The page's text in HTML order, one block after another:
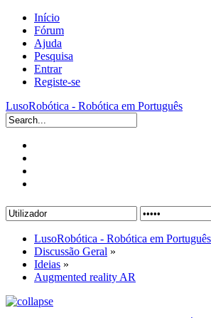
Início
Fórum
Ajuda
Pesquisa
Entrar
Registe-se
LusoRobótica - Robótica em Português
LusoRobótica - Robótica em Português
Discussão Geral »
Ideias »
Augmented reality AR